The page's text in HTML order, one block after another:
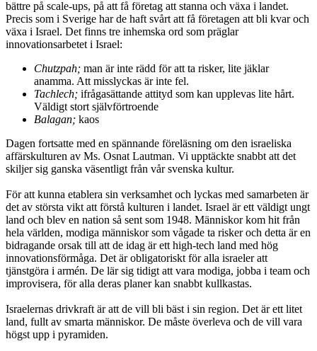
bättre på scale-ups, på att få företag att stanna och växa i landet.
Precis som i Sverige har de haft svårt att få företagen att bli kvar och
växa i Israel. Det finns tre inhemska ord som präglar
innovationsarbetet i Israel:
Chutzpah; man är inte rädd för att ta risker, lite jäklar
anamma. Att misslyckas är inte fel.
Tachlech; ifrågasättande attityd som kan upplevas lite hårt.
Väldigt stort självförtroende
Balagan; kaos
Dagen fortsatte med en spännande föreläsning om den israeliska
affärskulturen av Ms. Osnat Lautman. Vi upptäckte snabbt att det
skiljer sig ganska väsentligt från vår svenska kultur.
För att kunna etablera sin verksamhet och lyckas med samarbeten är
det av största vikt att förstå kulturen i landet. Israel är ett väldigt ungt
land och blev en nation så sent som 1948. Människor kom hit från
hela världen, modiga människor som vågade ta risker och detta är en
bidragande orsak till att de idag är ett high-tech land med hög
innovationsförmåga. Det är obligatoriskt för alla israeler att
tjänstgöra i armén. De lär sig tidigt att vara modiga, jobba i team och
improvisera, för alla deras planer kan snabbt kullkastas.
Israelernas drivkraft är att de vill bli bäst i sin region. Det är ett litet
land, fullt av smarta människor. De måste överleva och de vill vara
högst upp i pyramiden.